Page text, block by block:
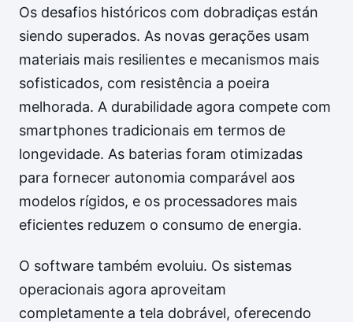
Os desafios históricos com dobradiças están
siendo superados. As novas gerações usam
materiais mais resilientes e mecanismos mais
sofisticados, com resistência a poeira
melhorada. A durabilidade agora compete com
smartphones tradicionais em termos de
longevidade. As baterias foram otimizadas
para fornecer autonomia comparável aos
modelos rígidos, e os processadores mais
eficientes reduzem o consumo de energia.
O software também evoluiu. Os sistemas
operacionais agora aproveitam
completamente a tela dobrável, oferecendo